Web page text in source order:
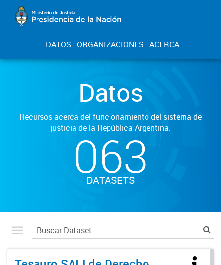
DATOS ORGANIZACIONES ACERCA
Datos
Recursos acerca del funcionamiento del sistema de
justicia de la República Argentina.
063
DATASETS